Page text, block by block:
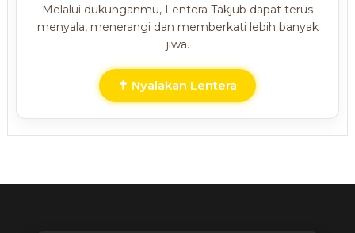
Melalui dukunganmu, Lentera Takjub dapat terus
menyala, menerangi dan memberkati lebih banyak
jiwa.
✝ Nyalakan Lentera